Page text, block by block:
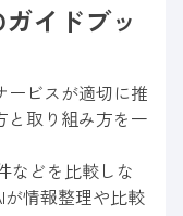
イドブッ
ービスが適切に推
と取り組み方を一
などを比較しな
情報整理や比較